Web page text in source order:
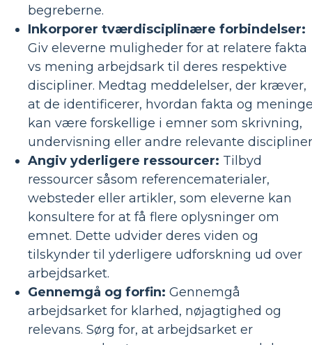
begreberne.
Inkorporer tværdisciplinære forbindelser:
Giv eleverne muligheder for at relatere fakta
vs mening arbejdsark til deres respektive
discipliner. Medtag meddelelser, der kræver,
at de identificerer, hvordan fakta og
kan være forskellige i emner som skrivning,
undervisning eller andre relevante
Angiv yderligere ressourcer: Tilbyd
ressourcer såsom referencematerialer,
websteder eller artikler, som eleverne kan
konsultere for at få flere oplysninger om
emnet. Dette udvider deres viden og
tilskynder til yderligere udforskning ud over
arbejdsarket.
Gennemgå og forfin: Gennemgå
arbejdsarket for klarhed, nøjagtighed og
relevans. Sørg for, at arbejdsarket er